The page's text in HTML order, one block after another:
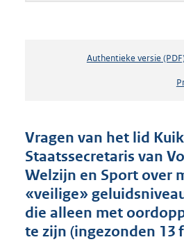
Authentieke versie
Vragen van het lid Kuik
Staatssecretaris van
Welzijn en Sport over
«veilige»
die alleen met
te zijn (ingezonden 13